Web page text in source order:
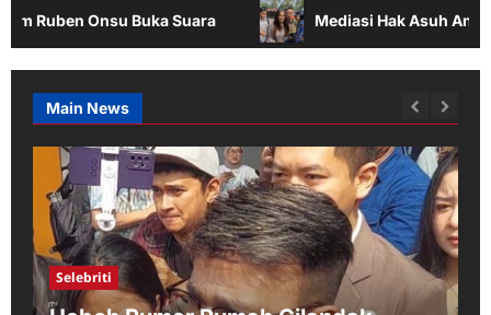
Buka Suara Mediasi Hak Asuh Anak Ruben Onsu
Main News
Selebriti